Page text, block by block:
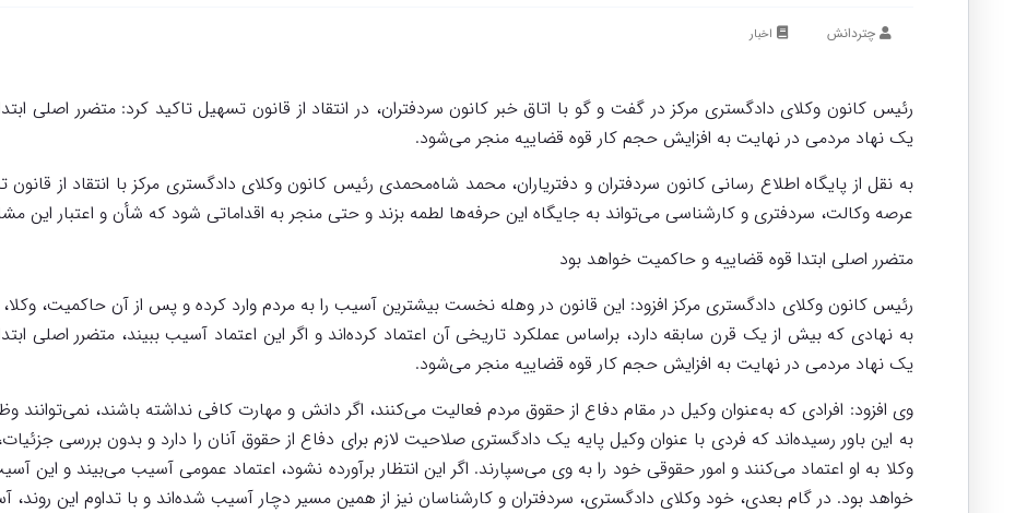
چتردانش اخبار
رئیس کانون وکلای دادگستری مرکز در گفت و گو با اتاق خبر کانون سردفتران، در انتقاد از قانون تسهیل تاکید کرد: متضرر اصلی
یک نهاد مردمی در نهایت به افزایش حجم کار قوه قضاییه منجر می‌شود.
به نقل از پایگاه اطلاع رسانی کانون سردفتران و دفتریاران، محمد شاه‌محمدی رئیس کانون وکلای دادگستری مرکز با انتقاد از
عرصه وکالت، سردفتری و کارشناسی می‌تواند به جایگاه این حرفه‌ها لطمه بزند و حتی منجر به اقداماتی شود که شأن و اعتبار این
متضرر اصلی ابتدا قوه قضاییه و حاکمیت خواهد بود
رئیس کانون وکلای دادگستری مرکز افزود: این قانون در وهله نخست بیشترین آسیب را به مردم وارد کرده و پس از آن حاکمیت،
به نهادی که بیش از یک قرن سابقه دارد، براساس عملکرد تاریخی آن اعتماد کرده‌اند و اگر این اعتماد آسیب ببیند، متضرر اصلی
یک نهاد مردمی در نهایت به افزایش حجم کار قوه قضاییه منجر می‌شود.
وی افزود: افرادی که به‌عنوان وکیل در مقام دفاع از حقوق مردم فعالیت می‌کنند، اگر دانش و مهارت کافی نداشته باشند،
به این باور رسیده‌اند که فردی با عنوان وکیل پایه یک دادگستری صلاحیت لازم برای دفاع از حقوق آنان را دارد و بدون بررسی
وکلا به او اعتماد می‌کنند و امور حقوقی خود را به وی می‌سپارند. اگر این انتظار برآورده نشود، اعتماد عمومی آسیب می‌بیند و
خواهد بود. در گام بعدی، خود وکلای دادگستری، سردفتران و کارشناسان نیز از همین مسیر دچار آسیب شده‌اند و با تداوم این